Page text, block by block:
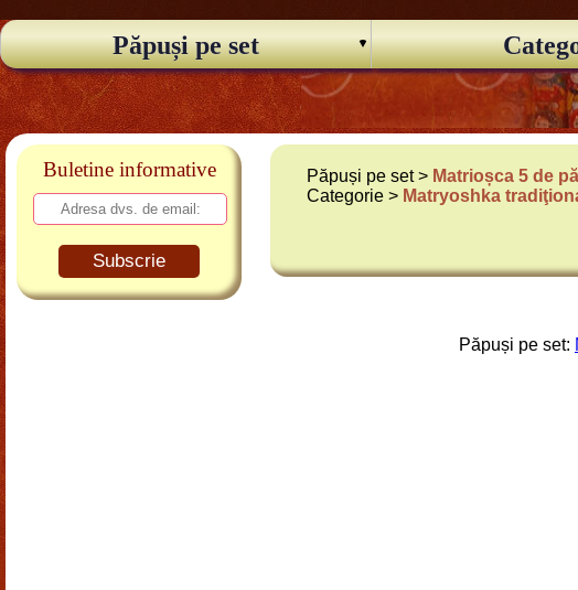
Păpuși pe set
Buletine informative
Subscrie
Păpuși pe set > Matrioșca 5 de
Categorie > Matryoshka
Păpuși pe set: